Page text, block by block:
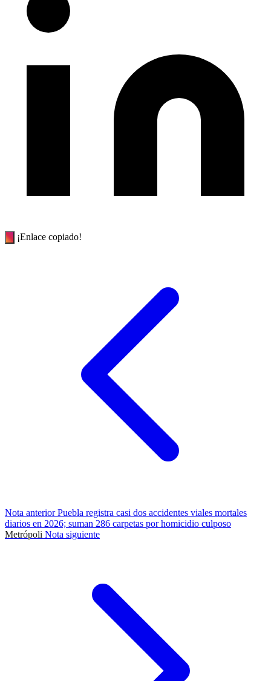
¡Enlace copiado!
Nota anteriorPuebla registra casi dos accidentes viales mortales
diarios en 2026; suman 286 carpetas por homicidio culposo
Metrópoli Nota siguiente